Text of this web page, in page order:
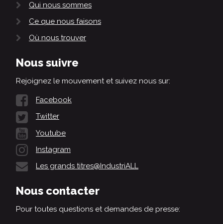
Qui nous sommes
Ce que nous faisons
Où nous trouver
Nous suivre
Rejoignez le mouvement et suivez nous sur:
Facebook
Twitter
Youtube
Instagram
Les grands titres@IndustriALL
Nous contacter
Pour toutes questions et demandes de presse: